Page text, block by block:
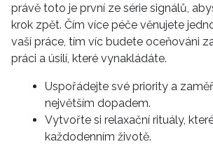
právě toto je první ze série signálů,
krok zpět. Čím více péče věnujete
vaší práce, tím víc budete oceňováni
práci a úsilí, které vynakládáte.
Uspořádejte své priority a
největším dopadem.
Vytvořte si relaxační rituály,
každodenním životě.